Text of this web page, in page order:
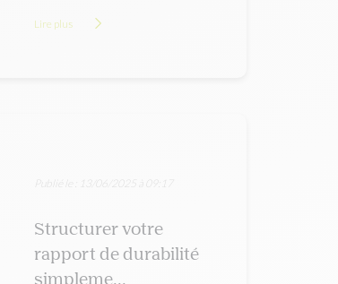
Lire plus
Publié le : 13/06/2025 à 09:17
Structurer votre
rapport de durabilité
simpleme...